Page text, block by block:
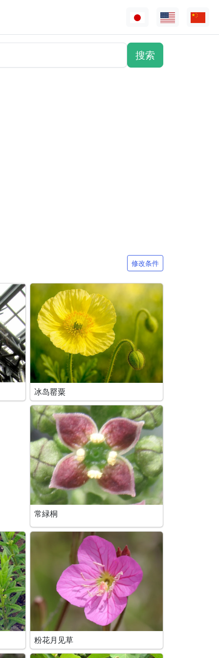
修改条件
冰岛罂粟
常緑桐
粉花月见草